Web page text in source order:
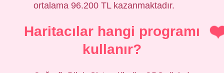
ortalama 96.200 TL kazanmaktadır.
Haritacılar hangi programı
kullanır?